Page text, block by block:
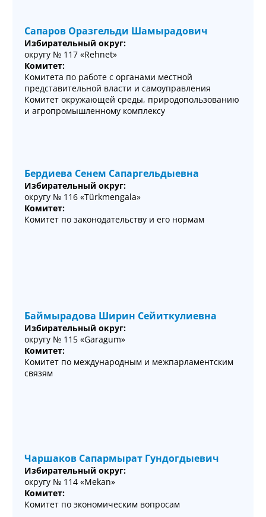
Сапаров Оразгельди Шамырадович
Избирательный округ:
округу № 117 «Rehnet»
Комитет:
Комитета по работе с органами местной
представительной власти и самоуправления
Комитет окружающей среды, природопользованию
и агропромышленному комплексу
Бердиева Сенем Сапаргельдыевна
Избирательный округ:
округу № 116 «Türkmengala»
Комитет:
Комитет по законодательству и его нормам
Баймырадова Ширин Сейиткулиевна
Избирательный округ:
округу № 115 «Garagum»
Комитет:
Комитет по международным и межпарламентским
связям
Чаршаков Сапармырат Гундогдыевич
Избирательный округ:
округу № 114 «Mekan»
Комитет:
Комитет по экономическим вопросам